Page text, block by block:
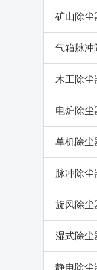
矿山除尘
气箱脉冲
木工除尘
电炉除尘
单机除尘
脉冲除尘
旋风除尘
湿式除尘
静电除尘